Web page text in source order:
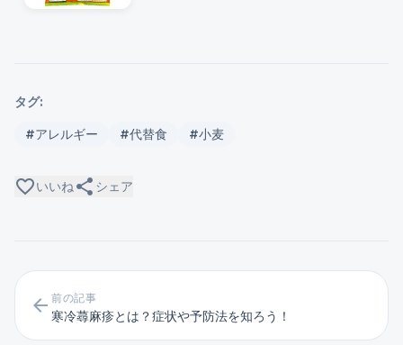
タグ:
#アレルギー
#代替食 #小麦
favorite_borderいいねshare シェア
arrow_back 前の記事
寒冷蕁麻疹とは？症状や予防法を知ろう！